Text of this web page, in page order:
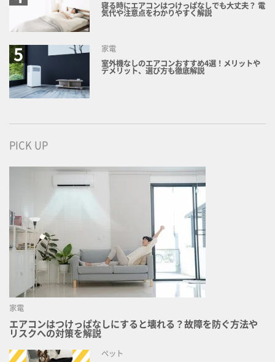
寝る時にエアコンはつけっぱなしでも大丈夫？ 電
気代や注意点をわかりやすく解説
家電
室外機なしのエアコンおすすめ4選！メリットや
デメリット、選び方も徹底解説
PICK UP
家電
エアコンはつけっぱなしにすると壊れる？故障を防ぐ方法や
リスクへの対策を解説
ペット